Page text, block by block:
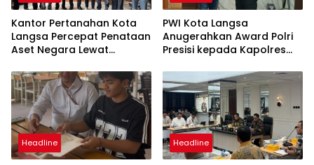
Kantor Pertanahan Kota
Langsa Percepat Penataan
Aset Negara Lewat
PWI Kota Langsa
Anugerahkan Award Polri
Presisi kepada Kapolres
Headline Headline